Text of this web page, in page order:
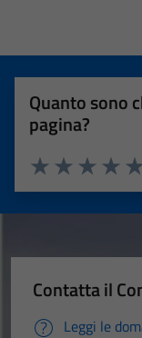
Quanto sono
pagina?
Valuta 3
Valuta 2
Valuta 1 stelle su
Contatta il
Leggi le